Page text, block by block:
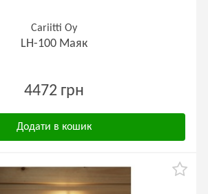
Cariitti Oy
LH-100 Маяк
4472 грн
Додати в кошик